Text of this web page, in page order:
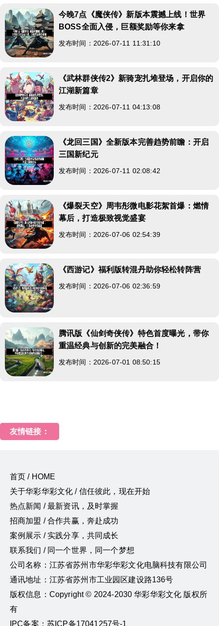
今晚7点《魔侠传》新版本震撼上线！世界
BOSS全面入侵，巨额奖励等你来拿
发布时间：2026-07-11 11:31:10
《武林群侠传2》新骑宠扎堆登场，开启你的
江湖新篇章
发布时间：2026-07-11 04:13:08
《龙回三国》全新版本完善趋势前瞻：开启
三国新纪元
发布时间：2026-07-11 02:08:42
《爆裂天空》周韦彤微电影花絮首爆：燃情
幕后，打造极致视觉盛宴
发布时间：2026-07-06 02:54:39
《西游记》福利版转混丹助你轻松转阵营
发布时间：2026-07-06 02:36:59
腾讯版《仙剑奇侠传》特色首度曝光，带你
重温经典与创新的完美融合！
发布时间：2026-07-01 08:50:15
友情链接：
首页 / HOME
关于华彩华彩文化 / 信任彼此，现在开始
热点新闻 / 最新资讯，及时掌握
招商加盟 / 合作共赢，奔赴成功
案例展示 / 实践分享，共同成长
联系我们 / 同一个世界，同一个梦想
公司名称：江苏省苏州市华彩华彩文化电脑科技有限公司
通讯地址：江苏省苏州市工业园区建设路136号
版权信息：Copyright © 2024-2030 华彩华彩文化 版权所
有
IPC备案：苏ICP备17041257号-1